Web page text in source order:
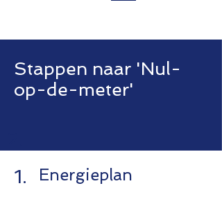
Stappen naar 'Nul-
op-de-meter'
1.
Energieplan